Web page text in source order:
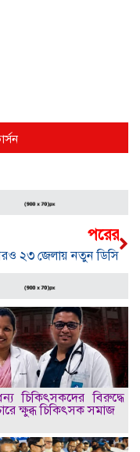
পরের
২৩ জেলায় নতুন ডিসি
চিকিৎসকদের বিরুদ্ধে
ক্ষুব্ধ চিকিৎসক সমাজ